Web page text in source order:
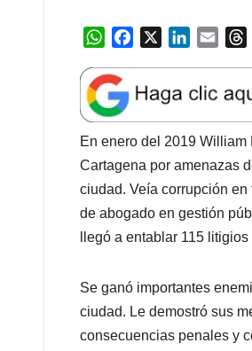
W
a
t
s
A
p
p
e
b
o
o
k
k
e
d
I
n
l
s
En enero del 2019
Cartagena por amenazas
ciudad. Veía corrupción
de abogado en gestión
llegó a entablar 115
Se ganó importantes
ciudad. Le demostró sus
consecuencias penales y